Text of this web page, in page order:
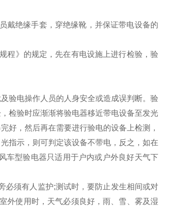
绝缘手套，穿绝缘靴，并保证带电设备的
》的规定，先在有电设施上进行检验，验
验电操作人员的人身安全或造成误判断。验
检验时应渐渐将验电器移近带电设备至发光
好，然后再在需要进行验电的设备上检测，
指示，则可判定该设备不带电，反之，如在
车型验电器只适用于户内或户外良好天气下
必须有人监护;测试时，要防止发生相间或对
外使用时，天气必须良好，雨、雪、雾及湿